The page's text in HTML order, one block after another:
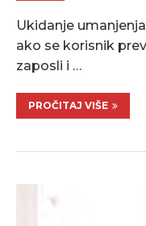
Ukidanje
ako se korisnik
zaposli i …
PROČITAJ VIŠE